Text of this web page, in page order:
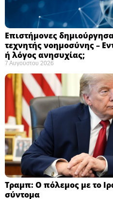
Επιστήμονες
τεχνητής νοημοσύνης –
ή λόγος ανησυχίας; ​
7 Αυγούστου 2026
Τραμπ: Ο πόλεμος με το
σύντομα ​